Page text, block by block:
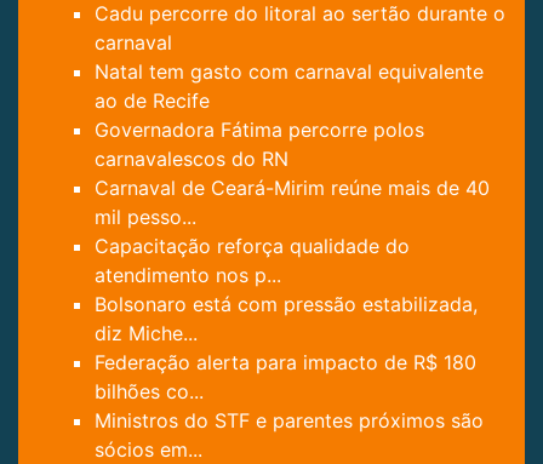
Cadu percorre do litoral ao sertão durante o
carnaval
Natal tem gasto com carnaval equivalente
ao de Recife
Governadora Fátima percorre polos
carnavalescos do RN
Carnaval de Ceará-Mirim reúne mais de 40
mil pesso...
Capacitação reforça qualidade do
atendimento nos p...
Bolsonaro está com pressão estabilizada,
diz Miche...
Federação alerta para impacto de R$ 180
bilhões co...
Ministros do STF e parentes próximos são
sócios em...